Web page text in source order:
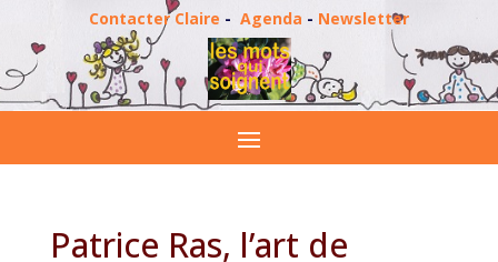
Contacter Claire - Agenda - Newsletter
Patrice Ras, l’art de